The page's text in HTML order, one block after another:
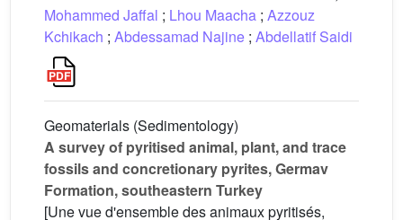
Mohammed Jaffal ; Lhou Maacha ; Azzouz
Kchikach ; Abdessamad Najine ; Abdellatif Saidi
Geomaterials (Sedimentology)
A survey of pyritised animal, plant, and trace
fossils and concretionary pyrites, Germav
Formation, southeastern Turkey
[Une vue d'ensemble des animaux pyritisés,